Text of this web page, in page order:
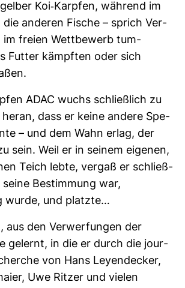
Koi-​Karpfen, wäh­rend im
die anderen Fische – sprich Ver­
im freien Wett­be­werb tum­
Futter kämpften oder sich
ADAC wuchs schließ­lich zu
dass er keine andere Spe­
– und dem Wahn erlag, der
sein. Weil er in seinem eigenen,
Teich lebte, vergaß er schließ­
Bestim­mung war,
wurde, und platzte…
aus den Ver­wer­fungen der
gelernt, in die er durch die jour­
von Hans Ley­en­de­cker,
Uwe Ritzer und vielen